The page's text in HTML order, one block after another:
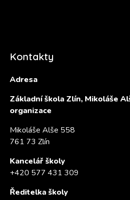
Kontakty
Adresa
Základní škola Zlín, Mikoláše
organizace
Mikoláše Alše 558
761 73 Zlín
Kancelář školy
+420 577 431 309
Ředitelka školy